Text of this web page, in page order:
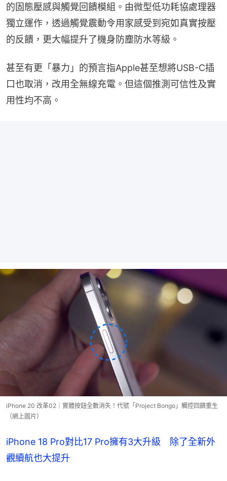
的固態壓感與觸覺回饋模組。由微型低功耗協處理器
獨立運作，透過觸覺震動令用家感受到宛如真實按壓
的反饋，更大幅提升了機身防塵防水等級。
甚至有更「暴力」的預言指Apple甚至想將USB-C插
口也取消，改用全無線充電。但這個推測可信性及實
用性均不高。
iPhone 20 改革02｜實體按鈕全數消失！代號「Project Bongo」觸控回饋重生
（網上圖片）
iPhone 18 Pro對比17 Pro擁有3大升級 除了全新外
觀續航也大提升